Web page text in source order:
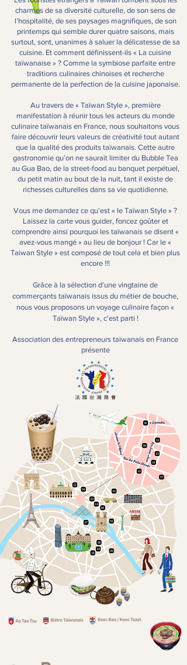
charmes de sa diversité culturelle, de son sens de
l’hospitalité, de ses paysages magnifiques, de son
printemps qui semble durer quatre saisons, mais
surtout, sont, unanimes à saluer la délicatesse de sa
cuisine. Et comment définissent-ils « La cuisine
taïwanaise » ? Comme la symbiose parfaite entre
traditions culinaires chinoises et recherche
permanente de la perfection de la cuisine japonaise.
Au travers de « Taïwan Style », première
manifestation à réunir tous les acteurs du monde
culinaire taïwanais en France, nous souhaitons vous
faire découvrir leurs valeurs de créativité tout autant
que la qualité des produits taïwanais. Cette autre
gastronomie qu’on ne saurait limiter du Bubble Tea
au Gua Bao, de la street-food au banquet perpétuel,
du petit matin au bout de la nuit, tant il existe de
richesses culturelles dans sa vie quotidienne.
Vous me demandez ce qu'est « le Taïwan Style » ?
Laissez la carte vous guider, foncez goûter et
comprendre ainsi pourquoi les taïwanais se disent «
avez-vous mangé » au lieu de bonjour ! Car le «
Taiwan Style » est composé de tout cela et bien plus
encore !!!
Grâce à la sélection d'une vingtaine de
commerçants taïwanais issus du métier de bouche,
nous vous proposons un voyage culinaire façon «
Taïwan Style », c'est parti !
Association des entrepreneurs taïwanais en France
présente